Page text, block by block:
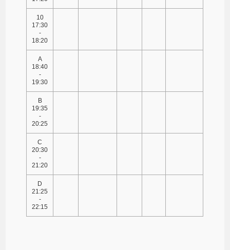
10
17:30
-
18:20
A
18:40
-
19:30
B
19:35
-
20:25
C
20:30
-
21:20
D
21:25
-
22:15